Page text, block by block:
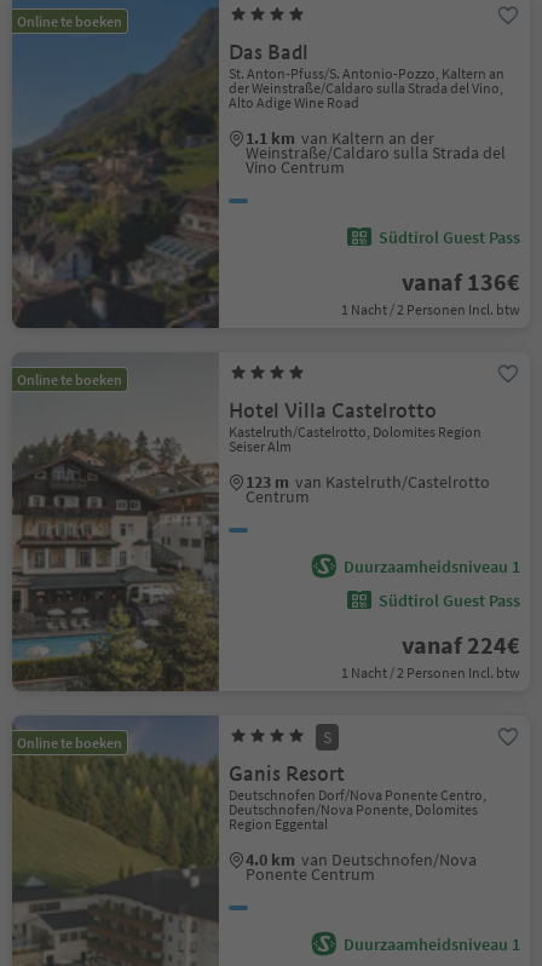
Online te boeken
Das Badl
St. Anton-Pfuss/S. Antonio-Pozzo, Kaltern an
der Weinstraße/Caldaro sulla Strada del Vino,
Alto Adige Wine Road
1.1 km van Kaltern an der
Weinstraße/Caldaro sulla Strada del
Vino Centrum
Südtirol Guest Pass
vanaf 136€
1 Nacht / 2 Personen Incl. btw
Online te boeken
Hotel Villa Castelrotto
Kastelruth/Castelrotto, Dolomites Region
Seiser Alm
123 m van Kastelruth/Castelrotto
Centrum
Duurzaamheidsniveau 1
Südtirol Guest Pass
vanaf 224€
1 Nacht / 2 Personen Incl. btw
Online te boeken S
Ganis Resort
Deutschnofen Dorf/Nova Ponente Centro,
Deutschnofen/Nova Ponente, Dolomites
Region Eggental
4.0 km van Deutschnofen/Nova
Ponente Centrum
Duurzaamheidsniveau 1